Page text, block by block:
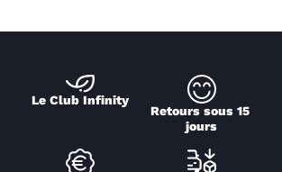
Le Club Infinity
Retours sous 15
jours